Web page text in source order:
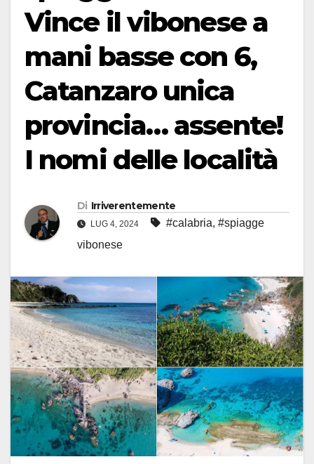
Vince il vibonese a
mani basse con 6,
Catanzaro unica
provincia… assente!
I nomi delle località
Di Irriverentemente
LUG 4, 2024 #calabria, #spiagge
vibonese